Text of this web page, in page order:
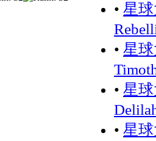
• 星球
• 星球
• 星球
• 星球